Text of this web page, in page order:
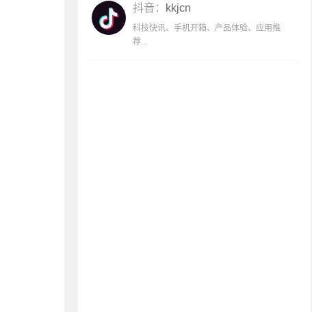
抖音： kkjcn
科技快讯、手机开箱、产品体验、应用推
荐...